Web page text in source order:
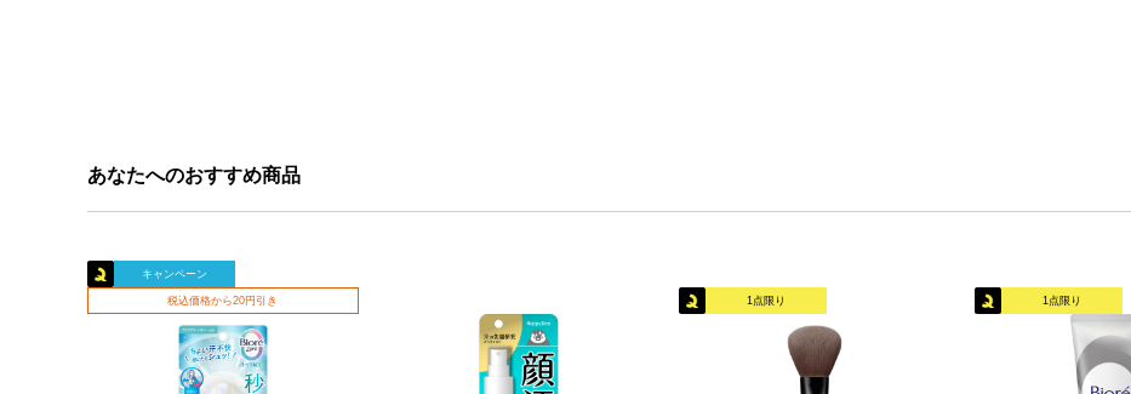
あなたへのおすすめ商品
キャンペーン
税込価格から20円引き 1点限り 1点限り